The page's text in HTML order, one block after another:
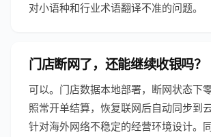
对小语种和行业术语翻译不准的问题。
门店断网了，还能继续收银吗？
可以。门店数据本地部署，断网状态下
照常开单结算，恢复联网后自动同步到
针对海外网络不稳定的经营环境设计。